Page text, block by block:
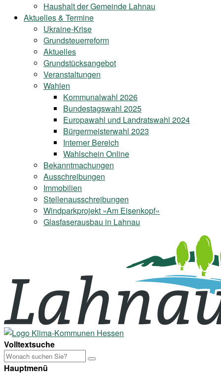
Haushalt der Gemeinde Lahnau
Aktuelles & Termine
Ukraine-Krise
Grundsteuerreform
Aktuelles
Grundstücksangebot
Veranstaltungen
Wahlen
Kommunalwahl 2026
Bundestagswahl 2025
Europawahl und Landratswahl 2024
Bürgermeisterwahl 2023
Interner Bereich
Wahlschein Online
Bekanntmachungen
Ausschreibungen
Immobilien
Stellenausschreibungen
Windparkprojekt »Am Eisenkopf«
Glasfaserausbau in Lahnau
Volltextsuche
Hauptmenü